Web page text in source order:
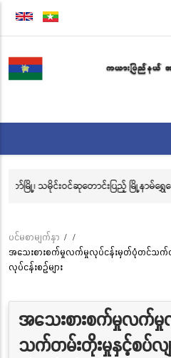
အဓိက
အကြောင်းအရာ
သွား
မည်
င်ဆုတောင်းပြည့် မြို့နာမ်ရွှေစေတီတော် လုံးတ
ာအခမ်းအနား ကျင်းပ
Breadcrumb
ပင်မစာမျက်နှာ / /
အသေးစားစက်မှုလက်မှုလုပ်ငန်းမှတ်ပုံတင်သက်
လုပ်ငန်းစဉ်များ
အသေးစားစက်မှုလက်
သက်တမ်းတိုးမှုနှင့်စပ်လ